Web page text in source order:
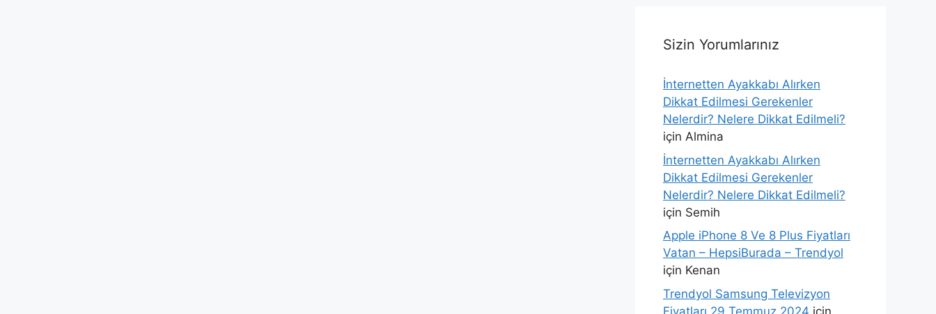
Sizin Yorumlarınız
İnternetten Ayakkabı Alırken
Dikkat Edilmesi Gerekenler
Nelerdir? Nelere Dikkat Edilmeli?
için Almina
İnternetten Ayakkabı Alırken
Dikkat Edilmesi Gerekenler
Nelerdir? Nelere Dikkat Edilmeli?
için Semih
Apple iPhone 8 Ve 8 Plus Fiyatları
Vatan – HepsiBurada – Trendyol
için Kenan
Trendyol Samsung Televizyon
Fiyatları 29 Temmuz 2024 için